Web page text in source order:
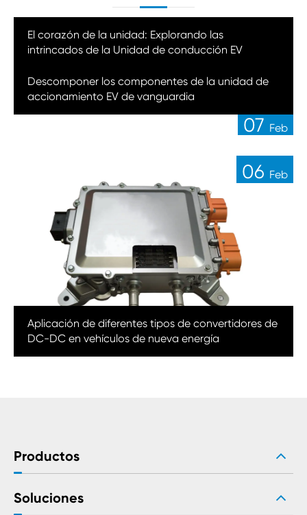
14
El corazón de la unidad: Explorando las
intrincados de la Unidad de conducción EV
07 Feb
Descomponer los componentes de la unidad de
accionamiento EV de vanguardia
06 Feb
Aplicación de diferentes tipos de convertidores de
DC-DC en vehículos de nueva energía
Productos
Soluciones